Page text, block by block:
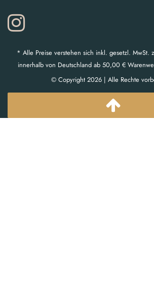
* Alle Preise verstehen sich inkl. gesetzl. MwSt.
innerhalb von Deutschland ab 50,00 €
© Copyright 2026 | Alle Rechte